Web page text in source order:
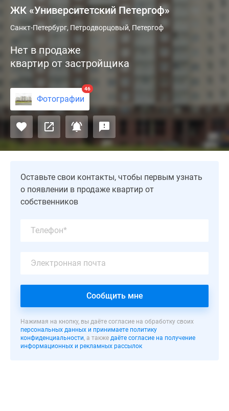
ЖК «Университетский Петергоф»
Современный
«Университетский
Петергоф»
класса
построен
в
Петродворцовом
районе.
новостройка
насчитывает
квартир
функционально-
планировками.
наличии
квартиры
Санкт-Петербург, Петродворцовый, Петергоф
Нет в продаже
квартир от застройщика
Фотографии
46
Оставьте свои контакты, чтобы первым узнать
о появлении в продаже квартир от
собственников
Сообщить мне
Нажимая на кнопку, вы даёте согласие на обработку своих
персональных данных и принимаете политику
конфиденциальности, а также даёте согласие на получение
информационных и рекламных рассылок